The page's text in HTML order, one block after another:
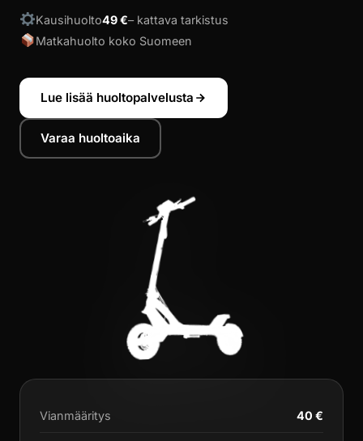
Kausihuolto49 €– kattava tarkistus
Matkahuolto koko Suomeen
Lue lisää huoltopalvelusta
Varaa huoltoaika
Vianmääritys 40 €